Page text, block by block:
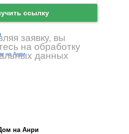
рядом
на Анри
ссылку
заявку, вы
на обработку
данных